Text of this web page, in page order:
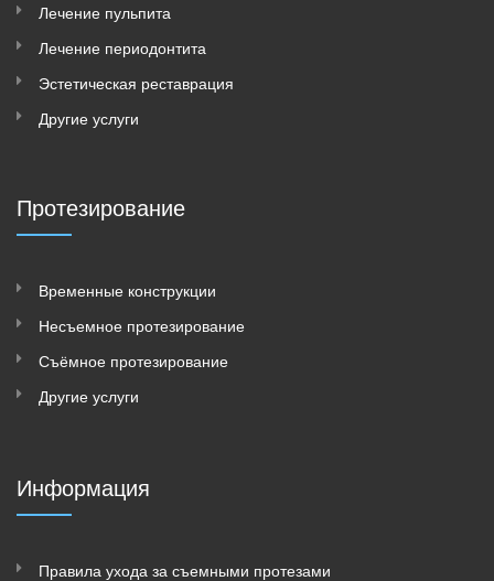
Лечение пульпита
Лечение периодонтита
Эстетическая реставрация
Другие услуги
Протезирование
Временные конструкции
Несъeмное протезирование
Съёмное протезирование
Другие услуги
Информация
Правила ухода за съемными протезами